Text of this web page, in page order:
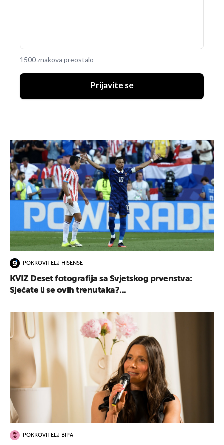
1500 znakova preostalo
Prijavite se
POKROVITELJ HISENSE
KVIZ Deset fotografija sa Svjetskog prvenstva:
Sjećate li se ovih trenutaka?...
POKROVITELJ BIPA